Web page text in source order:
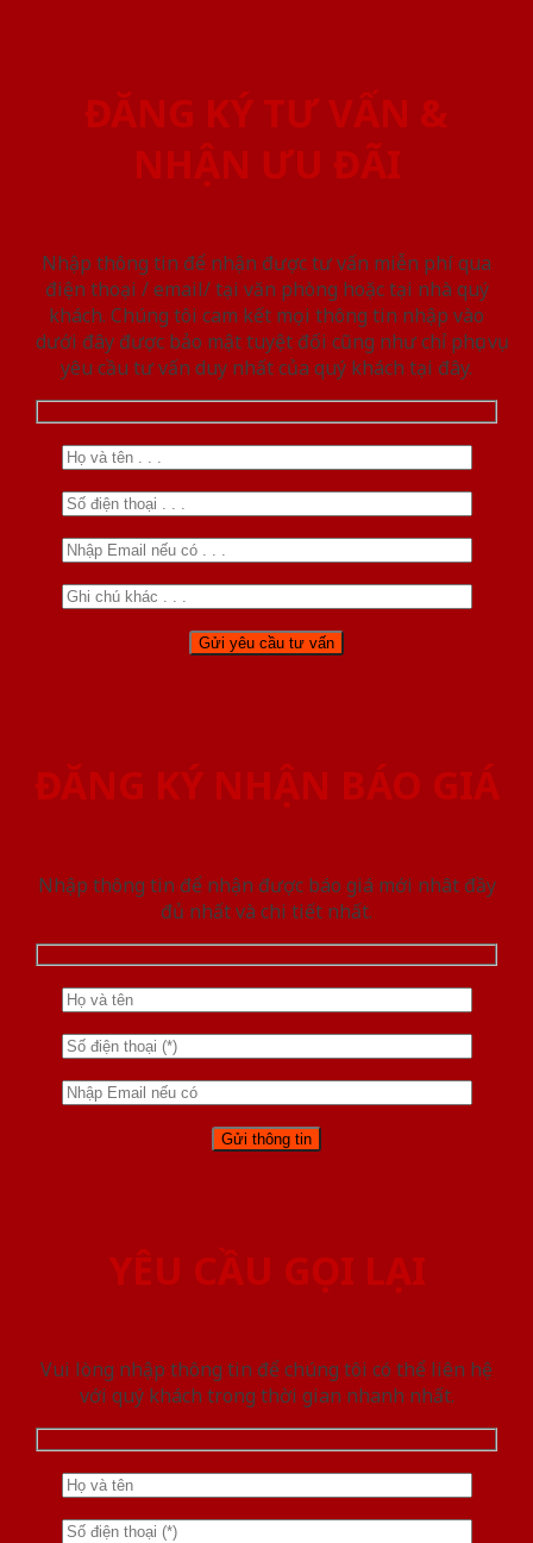
ĐĂNG KÝ TƯ VẤN &
NHẬN ƯU ĐÃI
Nhập thông tin để nhận được tư vấn miễn phí qua
điện thoại / email/ tại văn phòng hoặc tại nhà quý
khách. Chúng tôi cam kết mọi thông tin nhập vào
dưới đây được bảo mật tuyệt đối cũng như chỉ phục vụ
yêu cầu tư vấn duy nhất của quý khách tại đây.
ĐĂNG KÝ NHẬN BÁO GIÁ
Nhập thông tin để nhận được báo giá mới nhât đầy
đủ nhất và chi tiết nhất.
YÊU CẦU GỌI LẠI
Vui lòng nhập thông tin để chúng tôi có thể liên hệ
với quý khách trong thời gian nhanh nhất.